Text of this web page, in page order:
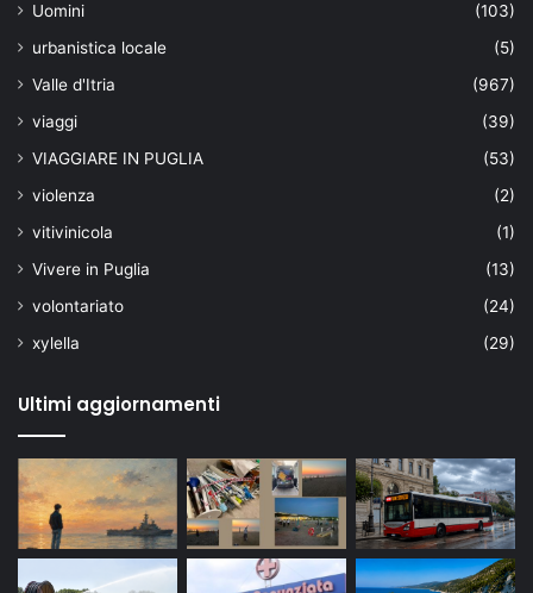
Uomini
(103)
urbanistica locale
(5)
Valle d'Itria
(967)
viaggi
(39)
VIAGGIARE IN PUGLIA
(53)
violenza
(2)
vitivinicola
(1)
Vivere in Puglia
(13)
volontariato
(24)
xylella
(29)
Ultimi aggiornamenti